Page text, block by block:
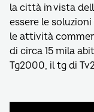
la città in vista
essere le
le attività
di circa 15 mila
Tg2000, il tg di